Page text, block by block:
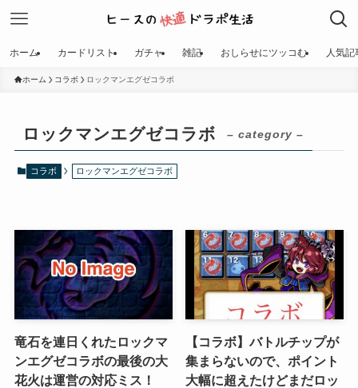
ホーム カードリスト ガチャ 雑記 おしらせにツッコむ 人気記
ホーム コラボ ロックマンエグゼコラボ
ロックマンエグゼコラボ – category –
コラボ ロックマンエグゼコラボ
竜石を連日くれたロックマ
ンエグゼコラボの最後の大
花火は運営の対応ミス！
【コラボ】バトルチップが
集まらないので、ポイント
大幅に超えたけどまだロッ